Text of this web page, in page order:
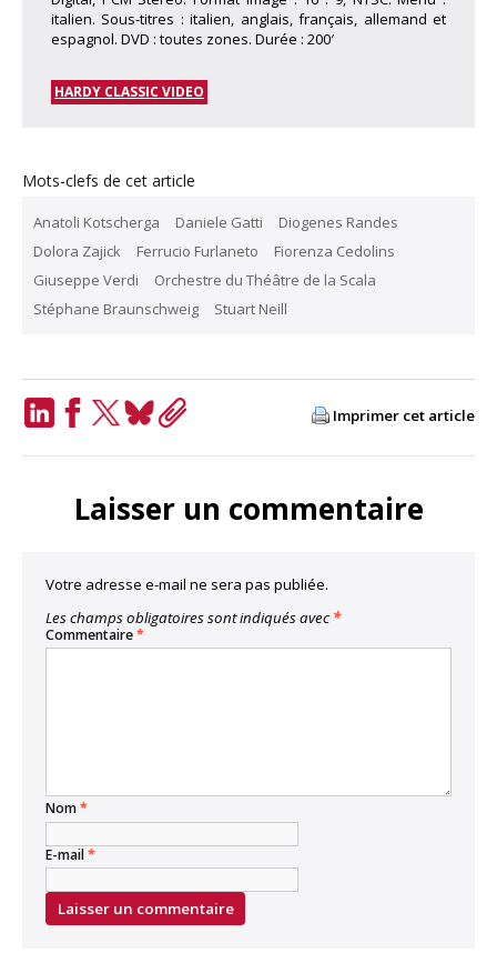
italien. Sous-titres : italien, anglais, français, allemand et
espagnol. DVD : toutes zones. Durée : 200′
HARDY CLASSIC VIDEO
Mots-clefs de cet article
Anatoli Kotscherga Daniele Gatti
Diogenes Randes
Dolora Zajick
Ferrucio Furlaneto
Fiorenza Cedolins
Giuseppe Verdi
Orchestre du Théâtre de la Scala
Stéphane Braunschweig
Stuart Neill
Imprimer cet article
Laisser un commentaire
Votre adresse e-mail ne sera pas publiée.
Les champs obligatoires sont indiqués avec *
Commentaire*
Nom*
E-mail*